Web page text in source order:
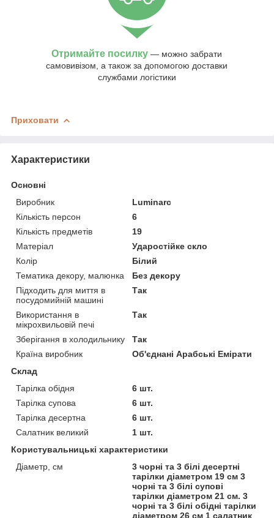
Отримайте посилку — можно забрати
самовивізом, а також за допомогою доставки
службами логістики
Приховати
Характеристики
Основні
Виробник
Luminarc
Кількість персон
6
Кількість предметів
19
Матеріал
Ударостійке скло
Колір
Білий
Тематика декору, малюнка
Без декору
Підходить для миття в
посудомийній машині
Так
Використання в
мікрохвильовій печі
Так
Зберігання в холодильнику
Так
Країна виробник
Об'єднані Арабські Емірати
Склад
Тарілка обідня
6 шт.
Тарілка супова
6 шт.
Тарілка десертна
6 шт.
Салатник великий
1 шт.
Користувальницькі характеристики
Діаметр, см
3 чорні та 3 білі десертні
тарілки діаметром 19 см 3
чорні та 3 білі супові
тарілки діаметром 21 см. 3
чорні та 3 білі обідні тарілки
діаметром 26 см 1 салатник